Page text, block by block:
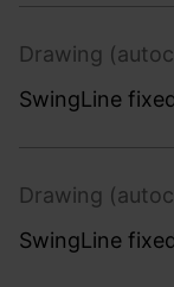
Drawing
SwingLine
Drawing
SwingLine